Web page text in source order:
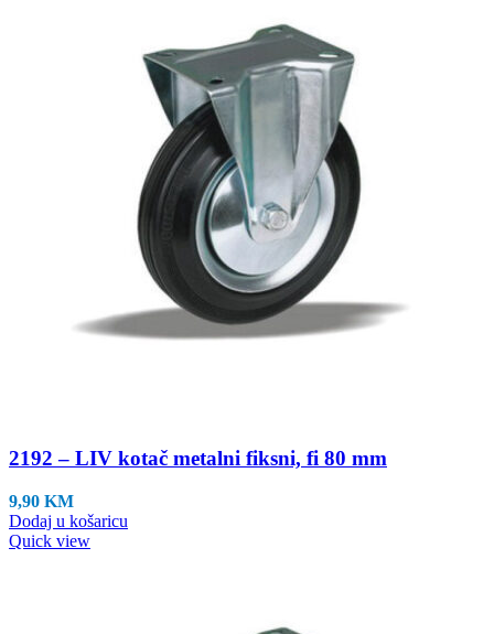
2192 – LIV kotač metalni fiksni, fi 80 mm
9,90 KM
Dodaj u košaricu
Quick view